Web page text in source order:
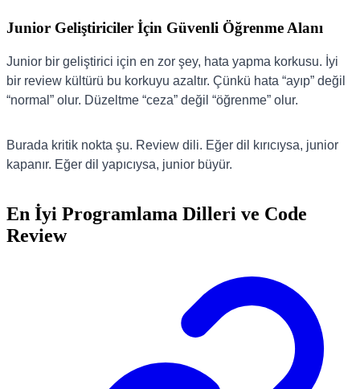
Junior Geliştiriciler İçin Güvenli Öğrenme Alanı
Junior bir geliştirici için en zor şey, hata yapma korkusu. İyi
bir review kültürü bu korkuyu azaltır. Çünkü hata “ayıp” değil
“normal” olur. Düzeltme “ceza” değil “öğrenme” olur.
Burada kritik nokta şu. Review dili. Eğer dil kırıcıysa, junior
kapanır. Eğer dil yapıcıysa, junior büyür.
En İyi Programlama Dilleri ve Code
Review